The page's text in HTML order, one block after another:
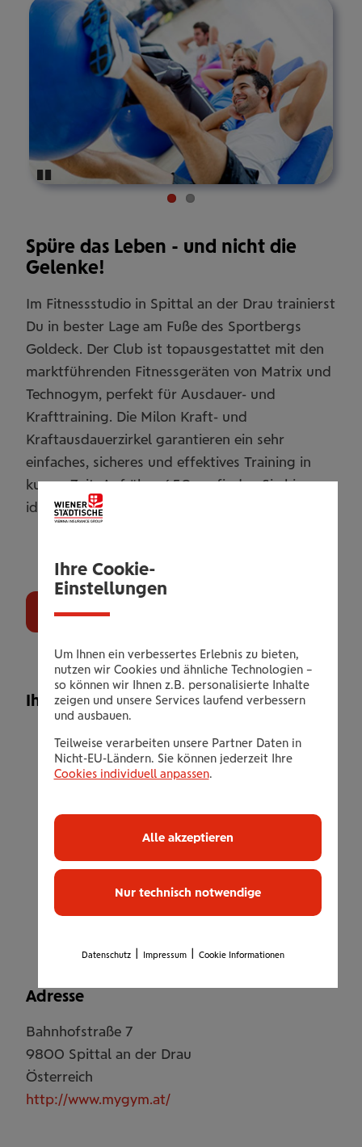
Spüre das Leben - und nicht die
Gelenke!
Im Fitnessstudio in Spittal an der Drau trainierst
Du in bester Lage am Fuße des Sportbergs
Goldeck. Der Club ist topausgestattet mit den
marktführenden Fitnessgeräten von Matrix und
Technogym, perfekt für Ausdauer- und
Krafttraining. Die Milon Kraft- und
Kraftausdauerzirkel garantieren ein sehr
einfaches, sicheres und effektives Training in
kurzer Zeit. Auf über 650qm finden Sie hier
ideale Trainingsbedingungen für Ihre Ziele.
Ihr Leistungsangebot
5 Monate Mitgliedschaft
Eingangs-Anamnese Gespräch mit Fit
Check (Körperzusammensetzungsanalyse)
Rückgratkonzept fle.xx
Gruppenbetreuungsprogramm
Getränke
Adresse
Bahnhofstraße 7
9800 Spittal an der Drau
Österreich
http://www.mygym.at/
Ihre Cookie-
Einstellungen
Um Ihnen ein verbessertes Erlebnis zu bieten,
nutzen wir Cookies und ähnliche Technologien –
so können wir Ihnen z.B. personalisierte Inhalte
zeigen und unsere Services laufend verbessern
und ausbauen.
Teilweise verarbeiten unsere Partner Daten in
Nicht-EU-Ländern. Sie können jederzeit Ihre
Cookies individuell anpassen.
Nur technisch notwendige
Alle akzeptieren
Datenschutz Impressum Cookie Informationen